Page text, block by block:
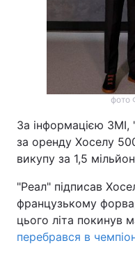
фото
За інформацією ЗМІ,
за оренду Хоселу
викупу за 1,5
"Реал" підписав
французькому
цього літа покинув
перебрався в